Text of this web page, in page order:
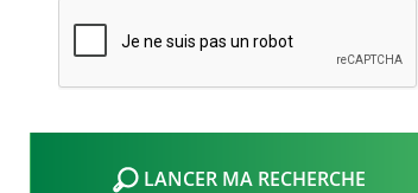
LANCER MA RECHERCHE